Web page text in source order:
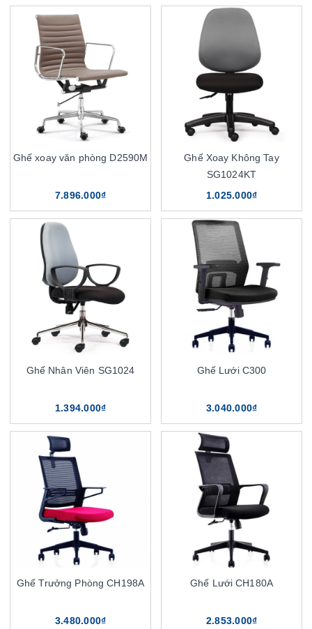
Ghế xoay văn phòng D2590M
7.896.000₫
Ghế Xoay Không Tay
SG1024KT
1.025.000₫
Ghế Nhân Viên SG1024
1.394.000₫
Ghế Lưới C300
3.040.000₫
Ghế Trưởng Phòng CH198A
3.480.000₫
Ghế Lưới CH180A
2.853.000₫